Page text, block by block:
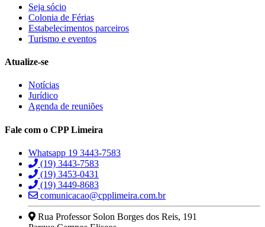
Seja sócio
Colonia de Férias
Estabelecimentos parceiros
Turismo e eventos
Atualize-se
Notícias
Jurídico
Agenda de reuniões
Fale com o CPP Limeira
Whatsapp 19 3443-7583
(19) 3443-7583
(19) 3453-0431
(19) 3449-8683
comunicacao@cpplimeira.com.br
Rua Professor Solon Borges dos Reis, 191